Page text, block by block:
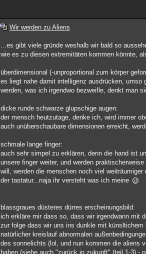
Wir werden zu Aliens
...es gibt viele gründe weshalb wir bald so
wie es zu diesen extremitäten kommen könnte,
überdimensional (-unproportional zum körper
es liegt nahe damit intelligenz ausdrücken,
werden, was ich irgendwo bezweifle, denkt man
dicke runde schwarze glupschige augen:
der mensch heutzutage, denke ich, wird immer
auch unüberschaubare dimensionen erreicht,
schmale lange finger:
auch sehr simpel zu erklären, denn die hand ist
unsere finger weiter, und werden
will, werden die menschen noch viel
der tastatur...naja ihr versteht was ich meine
blassgraues düsteres dürres erscheinungsbild:
ich erkläre mir dass so, dass wir irgendwann mit
zur folge dass wir uns ins dunkle mit
natürlicher kreislauf abnormalen
des sonnelichts (lol, und nun kommen die aliens
haben (siehe auch "zurück in zukunft" (teil 1-3) -